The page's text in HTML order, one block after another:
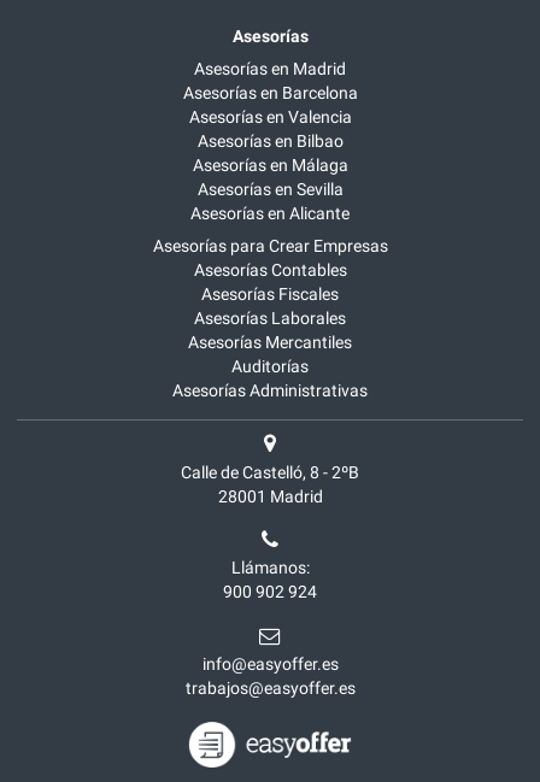
Asesorías
Asesorías en Madrid
Asesorías en Barcelona
Asesorías en Valencia
Asesorías en Bilbao
Asesorías en Málaga
Asesorías en Sevilla
Asesorías en Alicante
Asesorías para Crear Empresas
Asesorías Contables
Asesorías Fiscales
Asesorías Laborales
Asesorías Mercantiles
Auditorías
Asesorías Administrativas
Calle de Castelló, 8 - 2ºB
28001 Madrid
Llámanos:
900 902 924
info@easyoffer.es
trabajos@easyoffer.es